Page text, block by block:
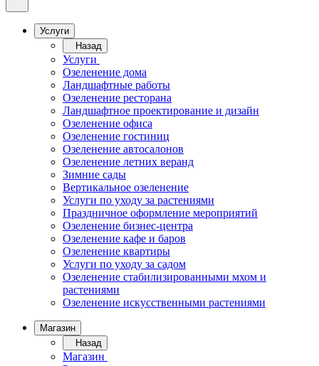
Услуги
Назад
Услуги
Озеленение дома
Ландшафтные работы
Озеленение ресторана
Ландшафтное проектирование и дизайн
Озеленение офиса
Озеленение гостиниц
Озеленение автосалонов
Озеленение летних веранд
Зимние сады
Вертикальное озеленение
Услуги по уходу за растениями
Праздничное оформление мероприятий
Озеленение бизнес-центра
Озеленение кафе и баров
Озеленение квартиры
Услуги по уходу за садом
Озеленение стабилизированными мхом и
растениями
Озеленение искусственными растениями
Магазин
Назад
Магазин